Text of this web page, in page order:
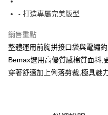
AFTEE先享後付
相關說明
AFTEE先享後付是「在收到商品之
便利好安心！
１．簡單：不需註冊會員、不需綁
２．便利：只要手機號碼，簡訊認
１．於結帳方式選擇「AFTEE先享
ATM付款
運送方式
- 打造專屬完美版型
銷售重點
整體運用前胸拼接口袋與電繡
Bemax選用高優質感棉質面料,
穿著舒適加上俐落剪裁,極具魅